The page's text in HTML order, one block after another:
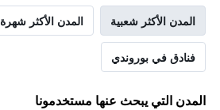
المدن الأكثر شعبية المدن الأكثر شهرة
فنادق في بوروندي
المدن التي يبحث عنها مستخدمونا